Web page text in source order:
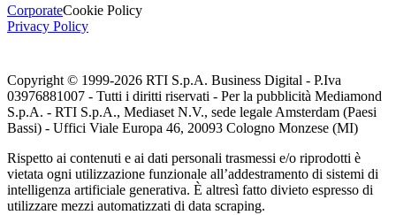
CorporateCookie Policy
Privacy Policy
Copyright © 1999-2026 RTI S.p.A. Business Digital - P.Iva
03976881007 - Tutti i diritti riservati - Per la pubblicità Mediamond
S.p.A. - RTI S.p.A., Mediaset N.V., sede legale Amsterdam (Paesi
Bassi) - Uffici Viale Europa 46, 20093 Cologno Monzese (MI)
Rispetto ai contenuti e ai dati personali trasmessi e/o riprodotti è
vietata ogni utilizzazione funzionale all’addestramento di sistemi di
intelligenza artificiale generativa. È altresì fatto divieto espresso di
utilizzare mezzi automatizzati di data scraping.